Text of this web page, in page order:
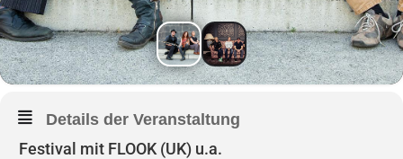
Details der Veranstaltung
Festival mit FLOOK (UK) u.a.